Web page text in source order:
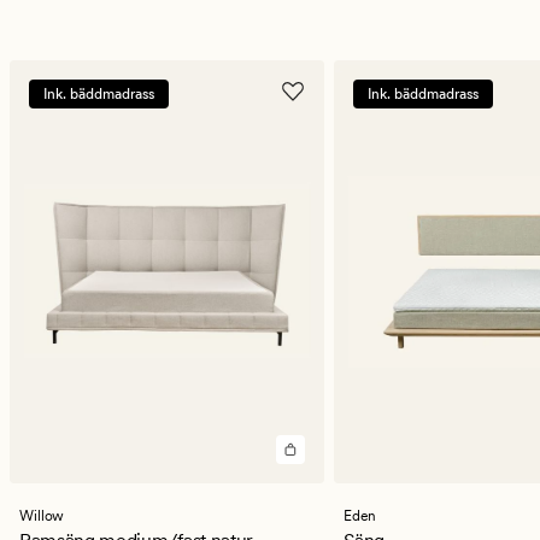
Ink. bäddmadrass
Willow
Ink. bäddmadrass
Eden